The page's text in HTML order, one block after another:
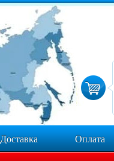
Доставка Оплата